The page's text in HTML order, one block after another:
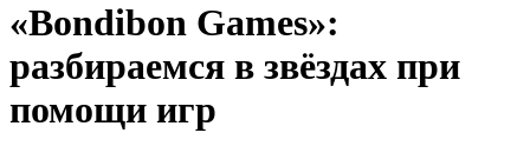
«Bondibon Games»:
разбираемся в звёздах при
помощи игр